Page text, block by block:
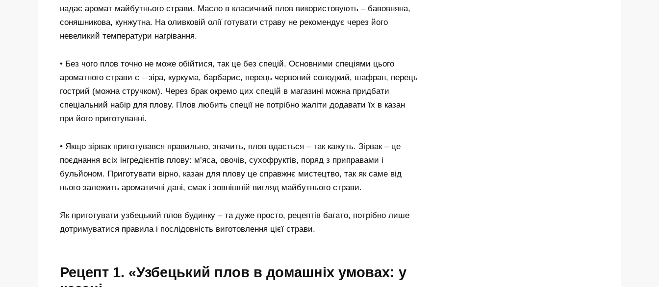
надає аромат майбутнього страви. Масло в класичний плов використовують – бавовняна,
соняшникова, кунжутна. На оливковій олії готувати страву не рекомендує через його
невеликий температури нагрівання.
• Без чого плов точно не може обійтися, так це без спецій. Основними спеціями цього
ароматного страви є – зіра, куркума, барбарис, перець червоний солодкий, шафран, перець
гострий (можна стручком). Через брак окремо цих спецій в магазині можна придбати
спеціальний набір для плову. Плов любить спеції не потрібно жаліти додавати їх в казан
при його приготуванні.
• Якщо зірвак приготувався правильно, значить, плов вдасться – так кажуть. Зірвак – це
поєднання всіх інгредієнтів плову: м’яса, овочів, сухофруктів, поряд з приправами і
бульйоном. Приготувати вірно, казан для плову це справжнє мистецтво, так як саме від
нього залежить ароматичні дані, смак і зовнішній вигляд майбутнього страви.
Як приготувати узбецький плов будинку – та дуже просто, рецептів багато, потрібно лише
дотримуватися правила і послідовність виготовлення цієї страви.
Рецепт 1. «Узбецький плов в домашніх умовах: у